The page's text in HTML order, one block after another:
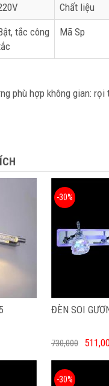
Chất liệu
tắc công
Mã Sp
phù hợp không gian: rọi
ĐÈN SOI
-30%
730,000
-30%